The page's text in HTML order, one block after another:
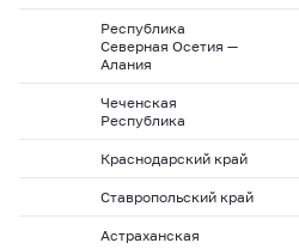
Республика
Северная Осетия —
Алания
Чеченская
Республика
Краснодарский край
Ставропольский край
Астраханская